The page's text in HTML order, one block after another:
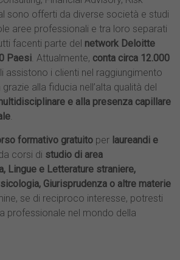
sono offerti da diverse società e studi
aree professionali e tra loro separati
facenti parte del network Deloitte
Paesi. Attualmente, conta circa 12.000
assistono i clienti nel raggiungimento
grazie alla fiducia nell’alta qualità del
e alla presenza capillare
.
formativo gratuito per laureandi e
corsi di studio di area
Lingue e Letterature straniere,
Giurisprudenza o altre materie
se di reciproco interesse, potresti
professionale nel mondo della